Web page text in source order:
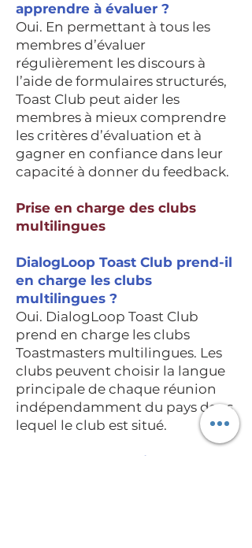
apprendre à évaluer ?
Oui. En permettant à tous les
membres d’évaluer
régulièrement les discours à
l’aide de formulaires structurés,
Toast Club peut aider les
membres à mieux comprendre
les critères d’évaluation et à
gagner en confiance dans leur
capacité à donner du feedback.
Prise en charge des clubs
multilingues
DialogLoop Toast Club prend-il
en charge les clubs
multilingues ?
Oui. DialogLoop Toast Club
prend en charge les clubs
Toastmasters multilingues. Les
clubs peuvent choisir la langue
principale de chaque réunion
indépendamment du pays dans
lequel le club est situé.